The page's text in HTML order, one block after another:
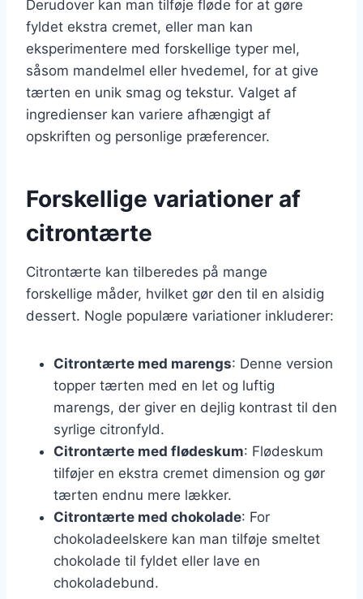
Derudover kan man tilføje fløde for at gøre
fyldet ekstra cremet, eller man kan
eksperimentere med forskellige typer mel,
såsom mandelmel eller hvedemel, for at give
tærten en unik smag og tekstur. Valget af
ingredienser kan variere afhængigt af
opskriften og personlige præferencer.
Forskellige variationer af
citrontærte
Citrontærte kan tilberedes på mange
forskellige måder, hvilket gør den til en alsidig
dessert. Nogle populære variationer inkluderer:
Citrontærte med marengs: Denne version
topper tærten med en let og luftig
marengs, der giver en dejlig kontrast til den
syrlige citronfyld.
Citrontærte med flødeskum: Flødeskum
tilføjer en ekstra cremet dimension og gør
tærten endnu mere lækker.
Citrontærte med chokolade: For
chokoladeelskere kan man tilføje smeltet
chokolade til fyldet eller lave en
chokoladebund.